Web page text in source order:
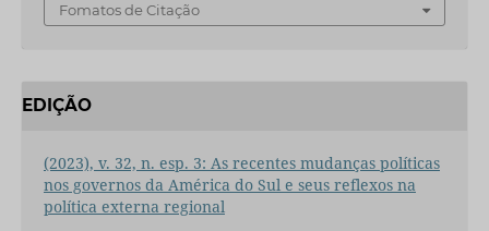
Fomatos de Citação
EDIÇÃO
(2023), v. 32, n. esp. 3: As recentes mudanças políticas
nos governos da América do Sul e seus reflexos na
política externa regional